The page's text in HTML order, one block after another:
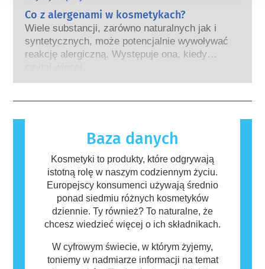
substancji jednak, a są to głównie leki o
silnym działaniu, ma potwierdzone działanie
powodujące zaburzenia układu hormonalnego.
Rygorystyczne oceny bezpieczeństwa
produktów przeprowadzane przez
funkcjonowania układu hormonalnego.
kosmetyczny inwestował w badania i rozwój,
tak aby stworzyć pionierskie alternatywy dla
testowania na zwierzętach w celu oceny
bezpieczeństwa składników i produktów
kosmetycznych.
Co z alergenami w kosmetykach?
Wiele substancji, zarówno naturalnych jak i
syntetycznych, może potencjalnie wywoływać
reakcję alergiczną. Występuje ona, kiedy
układ odpornościowy danej osoby zareaguje
mogą zawierać składniki, które dla niektórych
osób mogą okazać się alergizujące. Nie
oznacza to jednak, że produkt nie jest
bezpieczny dla innych.
czytaj więcej
Baza danych
Kosmetyki to produkty, które odgrywają
istotną rolę w naszym codziennym życiu.
Europejscy konsumenci używają średnio
ponad siedmiu różnych kosmetyków
dziennie. Ty również? To naturalne, że
chcesz wiedzieć więcej o ich składnikach.
W cyfrowym świecie, w którym żyjemy,
toniemy w nadmiarze informacji na temat